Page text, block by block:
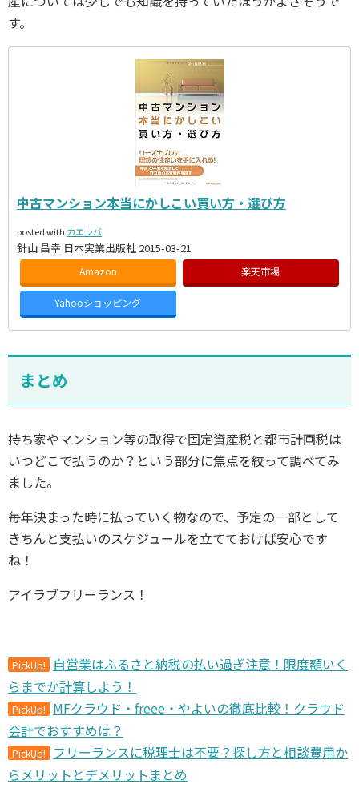
す。
中古マンション本当にかしこい買い方・選び方
posted with カエレバ
針山 昌幸 日本実業出版社 2015-03-21
Amazon 楽天市場
Yahooショッピング
まとめ
持ち家やマンション等の取得で固定資産税と都市計画税は
いつどこで払うのか？という部分に焦点を絞って調べてみ
ました。
毎年決まった時に払っていく物なので、予定の一部として
きちんと支払いのスケジュールを立てておけば安心です
ね！
アイラブフリーランス！
PickUp!
自営業はふるさと納税の払い過ぎ注意！限度額いく
らまでか計算しよう！
PickUp!
MFクラウド・freee・やよいの徹底比較！クラウド
会計でおすすめは？
PickUp!
フリーランスに税理士は不要？探し方と相談費用か
らメリットとデメリットまとめ